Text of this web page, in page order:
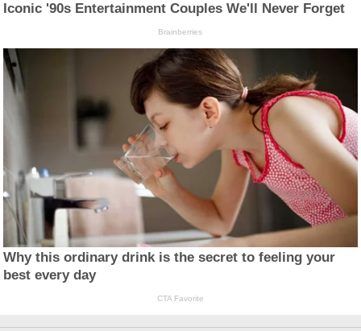
Iconic '90s Entertainment Couples We'll Never Forget
Brainberries
Why this ordinary drink is the secret to feeling your
best every day
CTA Favorite